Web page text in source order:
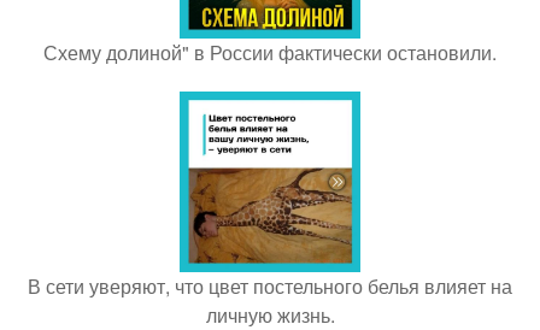
Схему долиной" в России фактически остановили.
В сети уверяют, что цвет постельного белья влияет на
личную жизнь.